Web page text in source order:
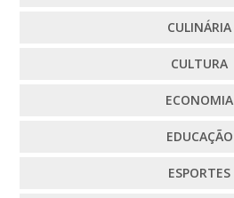
CULINÁRIA
CULTURA
ECONOMIA
EDUCAÇÃO
ESPORTES